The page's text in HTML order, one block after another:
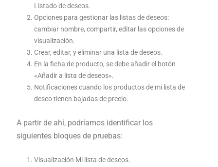
Listado de deseos.
Opciones para gestionar las listas de deseos:
cambiar nombre, compartir, editar las opciones de
visualización.
Crear, editar, y eliminar una lista de deseos.
En la ficha de producto, se debe añadir el botón
«Añadir a lista de deseos».
Notificaciones cuando los productos de mi lista de
deseo tienen bajadas de precio.
A partir de ahí, podríamos identificar los
siguientes bloques de pruebas:
Visualización Mi lista de deseos.